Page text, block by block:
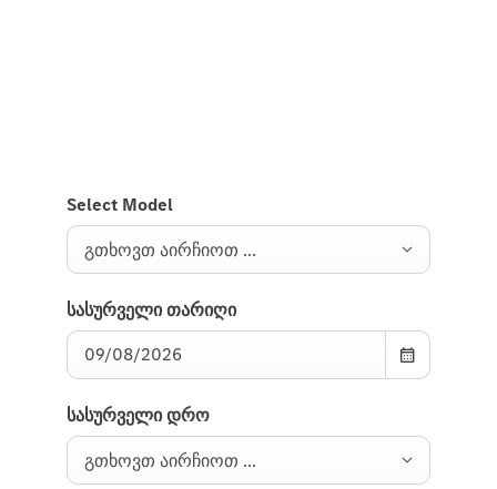
Select Model
გთხოვთ აირჩიოთ ...
სასურველი თარიღი
სასურველი დრო
გთხოვთ აირჩიოთ ...